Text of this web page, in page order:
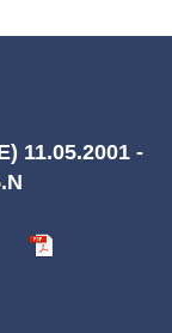
11.05.2001 -